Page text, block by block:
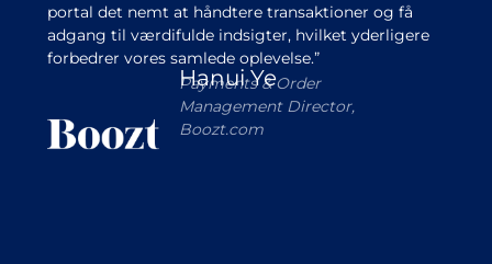
portal det nemt at håndtere transaktioner og få
adgang til værdifulde indsigter, hvilket yderligere
forbedrer vores samlede oplevelse.”
Hanui Ye
Payments & Order
Management Director,
Boozt.com